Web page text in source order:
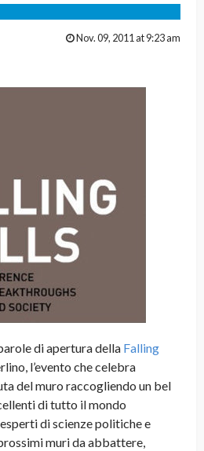
Nov. 09, 2011 at 9:23 am
di apertura della Falling
l’evento che celebra
del muro raccogliendo un bel
di tutto il mondo
di scienze politiche e
muri da abbattere,